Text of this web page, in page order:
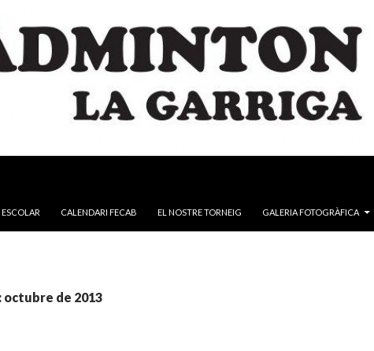
CALENDARI FECAB EL NOSTRE TORNEIG GALERIA FOTOGRÀFICA
octubre de 2013